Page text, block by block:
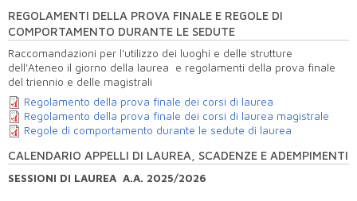
REGOLAMENTI DELLA PROVA FINALE E REGOLE DI
COMPORTAMENTO DURANTE LE SEDUTE
Raccomandazioni per l'utilizzo dei luoghi e delle strutture
dell'Ateneo il giorno della laurea e regolamenti della prova finale
del triennio e delle magistrali
Regolamento della prova finale dei corsi di laurea
Regolamento della prova finale dei corsi di laurea magistrale
Regole di comportamento durante le sedute di laurea
CALENDARIO APPELLI DI LAUREA, SCADENZE E ADEMPIMENTI
SESSIONI DI LAUREA A.A. 2025/2026